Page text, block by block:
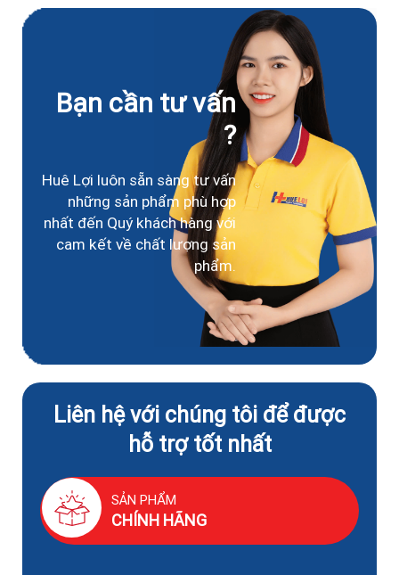
Bạn cần tư vấn
?
Huê Lợi luôn sẵn sàng tư vấn
những sản phẩm phù hợp
nhất đến Quý khách hàng với
cam kết về chất lượng sản
phẩm.
Liên hệ với chúng tôi để được
hỗ trợ tốt nhất
SẢN PHẨM
CHÍNH HÃNG